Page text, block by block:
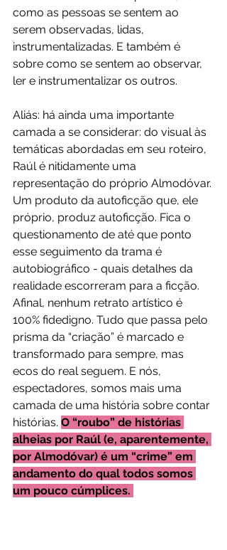
como as pessoas se sentem ao
serem observadas, lidas,
instrumentalizadas. E também é
sobre como se sentem ao observar,
ler e instrumentalizar os outros.
Aliás: há ainda uma importante
camada a se considerar: do visual às
temáticas abordadas em seu roteiro,
Raúl é nitidamente uma
representação do próprio Almodóvar.
Um produto da autoficção que, ele
próprio, produz autoficção. Fica o
questionamento de até que ponto
esse seguimento da trama é
autobiográfico - quais detalhes da
realidade escorreram para a ficção.
Afinal, nenhum retrato artístico é
100% fidedigno. Tudo que passa pelo
prisma da “criação” é marcado e
transformado para sempre, mas
ecos do real seguem. E nós,
espectadores, somos mais uma
camada de uma história sobre contar
histórias. O “roubo” de histórias
alheias por Raúl (e, aparentemente,
por Almodóvar) é um “crime” em
andamento do qual todos somos
um pouco cúmplices.